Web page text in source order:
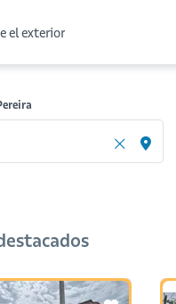
el exterior